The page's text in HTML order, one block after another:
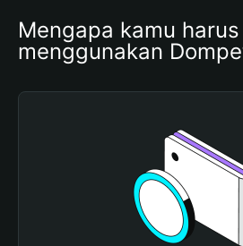
Mengapa kamu harus
menggunakan